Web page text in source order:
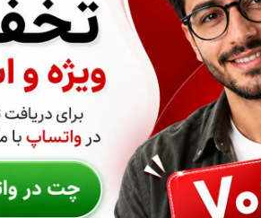
در تهران + ارسال به سراسر کشور